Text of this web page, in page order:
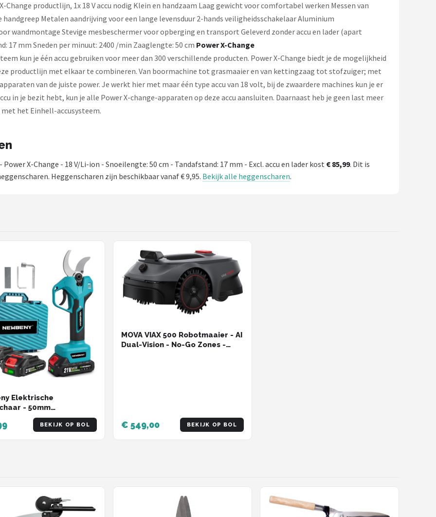
Change productlijn, 1x 18 V accu nodig Klein en handzaam Laag gewicht voor comfortabel werken Messen van
Metalen aandrijving voor een lange levensduur 2-hands veiligheidsschakelaar Aluminium
wandmontage Stevige mesbeschermer voor opberging en transport Geleverd zonder accu en lader (apart
17 mm Sneden per minuut: 2400 /min Zaaglengte: 50 cm Power X-Change
kun je één accu gebruiken voor meer dan 300 verschillende producten. Power X-Change biedt je de mogelijkheid
productlijn met elkaar te combineren. Van boormachine tot grasmaaier en van kettingzaag tot stofzuiger; met
van de juiste power. Je werkt hier met maar één type accu van 18 volt, bij de zwaardere machines kun je er
in je bezit hebt, kun je alle Power X-change-apparaten op deze accu aansluiten. Daarnaast heb je geen last meer
het Einhell-accusysteem.
Power X-Change - 18 V/Li-ion - Snoeilengte: 50 cm - Tandafstand: 17 mm - Excl. accu en lader kost € 85,99. Dit is
Heggenscharen zijn beschikbaar vanaf € 9,95. Bekijk alle heggenscharen.
Elektrische
- 50mm
- Accu
- met 2 Accu’s -
BEKIJK OP BOL
MOVA VIAX 500 Robotmaaier - AI
Dual-Vision - No-Go Zones -
€ 549,00 BEKIJK OP BOL